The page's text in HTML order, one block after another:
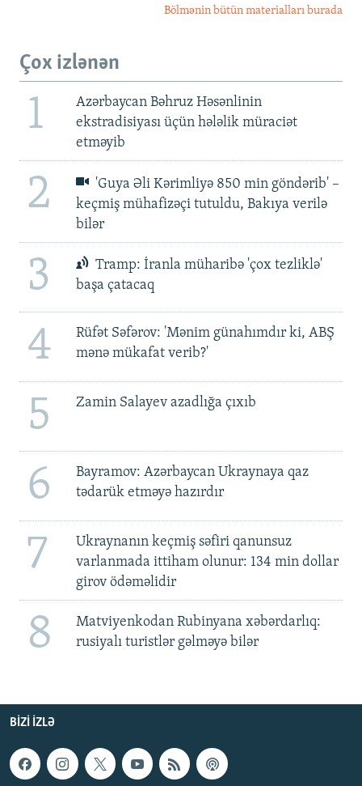
Bölmənin bütün materialları burada
Çox izlənən
1
Azərbaycan Bəhruz Həsənlinin
ekstradisiyası üçün hələlik müraciət
etməyib
2
'Guya Əli Kərimliyə 850 min göndərib' –
keçmiş mühafizəçi tutuldu, Bakıya verilə
bilər
3
Tramp: İranla müharibə 'çox tezliklə'
başa çatacaq
4
Rüfət Səfərov: 'Mənim günahımdır ki, ABŞ
mənə mükafat verib?'
5 Zamin Salayev azadlığa çıxıb
6
Bayramov: Azərbaycan Ukraynaya qaz
tədarük etməyə hazırdır
7
Ukraynanın keçmiş səfiri qanunsuz
varlanmada ittiham olunur: 134 min dollar
girov ödəməlidir
8
Matviyenkodan Rubinyana xəbərdarlıq:
rusiyalı turistlər gəlməyə bilər
BIZI IZLƏ